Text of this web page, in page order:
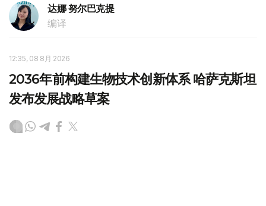
达娜 努尔巴克提
编译
12:35, 08 8月 2026
2036年前构建生物技术创新体系 哈萨克斯坦
发布发展战略草案